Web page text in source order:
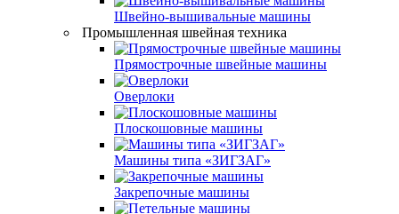
Швейно-вышивальные машины
Промышленная швейная техника
Прямострочные швейные машины
Оверлоки
Плоскошовные машины
Машины типа «ЗИГЗАГ»
Закрепочные машины